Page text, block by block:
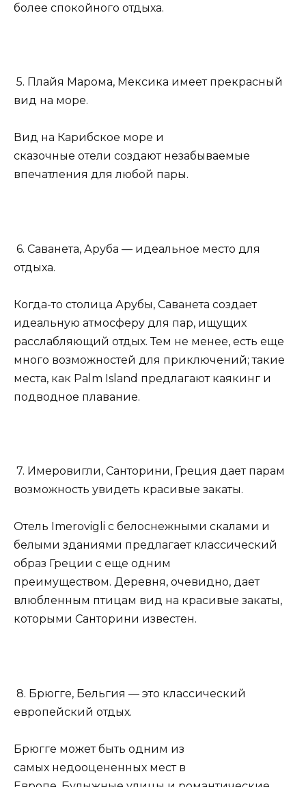
более спокойного отдыха.
5. Плайя Марома, Мексика имеет прекрасный
вид на море.
Вид на Карибское море и
сказочные отели создают незабываемые
впечатления для любой пары.
6. Саванета, Аруба — идеальное место для
отдыха.
Когда-то столица Арубы, Саванета создает
идеальную атмосферу для пар, ищущих
расслабляющий отдых. Тем не менее, есть еще
много возможностей для приключений; такие
места, как Palm Island предлагают каякинг и
подводное плавание.
7. Имеровигли, Санторини, Греция дает парам
возможность увидеть красивые закаты.
Отель Imerovigli с белоснежными скалами и
белыми зданиями предлагает классический
образ Греции с еще одним
преимуществом. Деревня, очевидно, дает
влюбленным птицам вид на красивые закаты,
которыми Санторини известен.
8. Брюгге, Бельгия — это классический
европейский отдых.
Брюгге может быть одним из
самых недооцененных мест в